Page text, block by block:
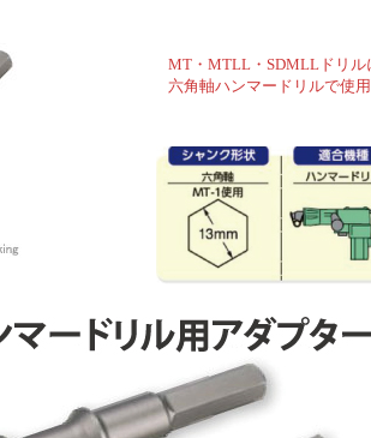
MT・MTLL・SDMLLドリル
六角軸ハンマードリルで使用